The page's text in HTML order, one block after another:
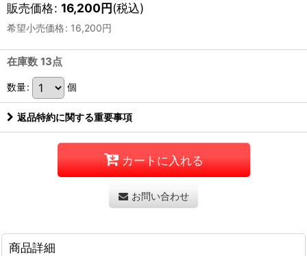
販売価格: 16,200円(税込)
希望小売価格: 16,200円
在庫数 13点
数量: 個
返品特約に関する重要事項
カートに入れる
お問い合わせ
商品詳細